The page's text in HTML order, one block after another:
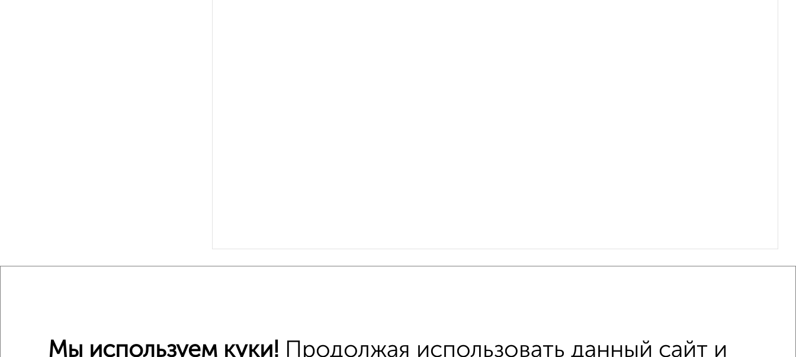
4‑комнатные квартиры
Поиск по схожим параметрам:
Мы используем куки! Продолжая использовать данный сайт и